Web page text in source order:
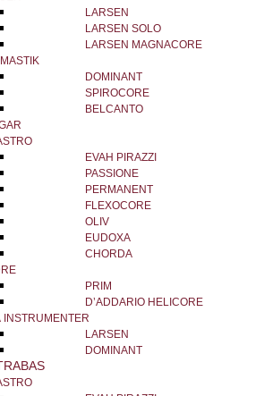
LARSEN
LARSEN SOLO
LARSEN MAGNACORE
DOMINANT
SPIROCORE
BELCANTO
EVAH PIRAZZI
PASSIONE
PERMANENT
FLEXOCORE
OLIV
EUDOXA
CHORDA
PRIM
D’ADDARIO HELICORE
INSTRUMENTER
LARSEN
DOMINANT